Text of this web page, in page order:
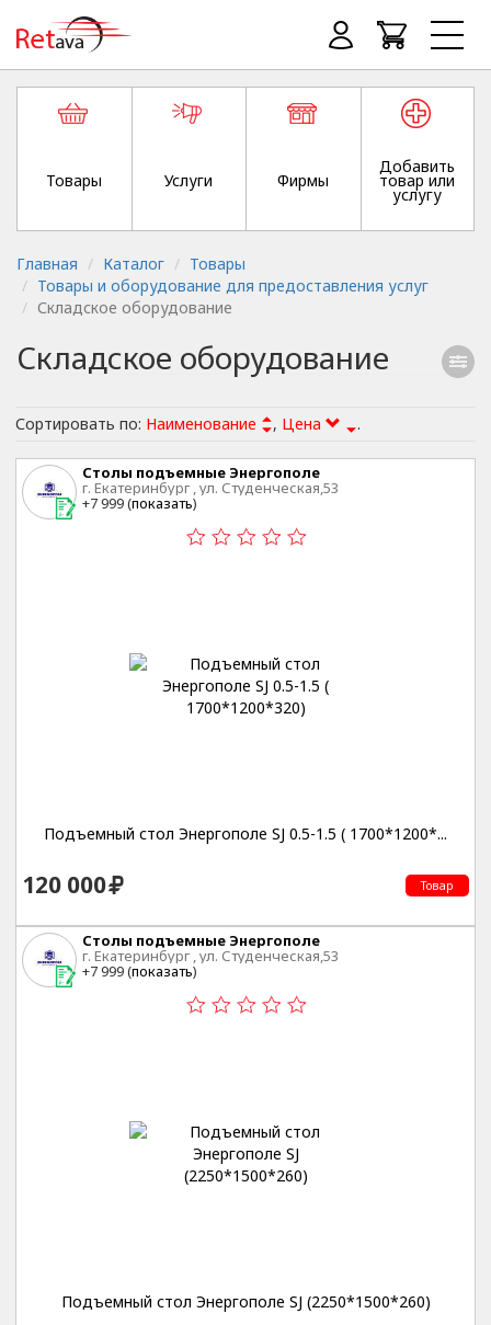
Товары Услуги Фирмы
Добавить
товар или
услугу
Главная Каталог
Товары
Товары и оборудование для предоставления услуг
Складское оборудование
Складское оборудование
Сортировать по: Наименование , Цена .
Столы подъемные Энергополе
г. Екатеринбург , ул. Студенческая,53
+7 999 (показать)
Подъемный стол Энергополе SJ 0.5-1.5 ( 1700*1200*...
120 000 Товар
Столы подъемные Энергополе
г. Екатеринбург , ул. Студенческая,53
+7 999 (показать)
Подъемный стол Энергополе SJ (2250*1500*260)